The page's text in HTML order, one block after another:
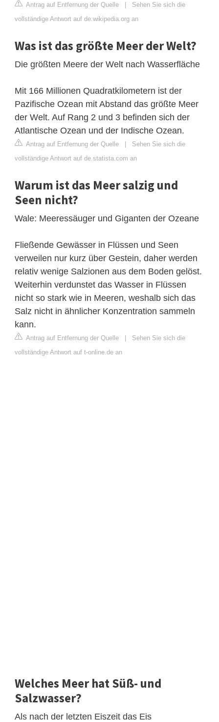
Antrag auf Entfernung der Quelle | Sehen Sie sich die
vollständige Antwort auf de.wikipedia.org an
Was ist das größte Meer der Welt?
Die größten Meere der Welt nach Wasserfläche
Mit 166 Millionen Quadratkilometern ist der
Pazifische Ozean mit Abstand das größte Meer
der Welt. Auf Rang 2 und 3 befinden sich der
Atlantische Ozean und der Indische Ozean.
Antrag auf Entfernung der Quelle | Sehen Sie sich die
vollständige Antwort auf de.statista.com an
Warum ist das Meer salzig und
Seen nicht?
Wale: Meeressäuger und Giganten der Ozeane
Fließende Gewässer in Flüssen und Seen
verweilen nur kurz über Gestein, daher werden
relativ wenige Salzionen aus dem Boden gelöst.
Weiterhin verdunstet das Wasser in Flüssen
nicht so stark wie in Meeren, weshalb sich das
Salz nicht in ähnlicher Konzentration sammeln
kann.
Antrag auf Entfernung der Quelle | Sehen Sie sich die
vollständige Antwort auf t-online.de an
Welches Meer hat Süß- und
Salzwasser?
Als nach der letzten Eiszeit das Eis